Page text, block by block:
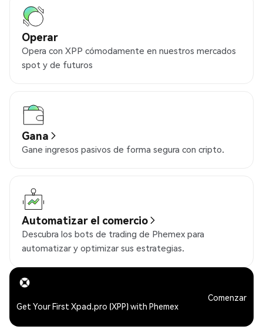
Operar
Opera con XPP cómodamente en nuestros mercados
spot y de futuros
Gana
Gane ingresos pasivos de forma segura con cripto.
Automatizar el comercio
Descubra los bots de trading de Phemex para
automatizar y optimizar sus estrategias.
Get Your First Xpad.pro (XPP) with Phemex
Comenzar